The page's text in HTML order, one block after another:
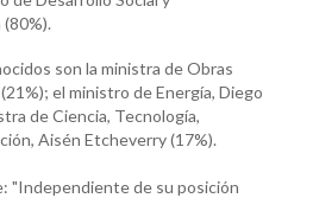
son la ministra de Obras
el ministro de Energía, Diego
de Ciencia, Tecnología,
Aisén Etcheverry (17%).
"Independiente de su posición